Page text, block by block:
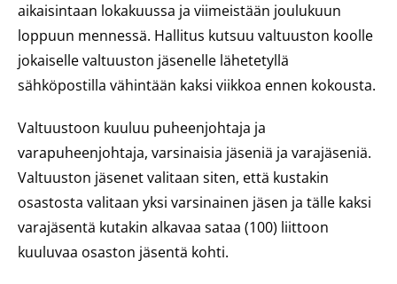
aikaisintaan lokakuussa ja viimeistään joulukuun
loppuun mennessä. Hallitus kutsuu valtuuston koolle
jokaiselle valtuuston jäsenelle lähetetyllä
sähköpostilla vähintään kaksi viikkoa ennen kokousta.
Valtuustoon kuuluu puheenjohtaja ja
varapuheenjohtaja, varsinaisia jäseniä ja varajäseniä.
Valtuuston jäsenet valitaan siten, että kustakin
osastosta valitaan yksi varsinainen jäsen ja tälle kaksi
varajäsentä kutakin alkavaa sataa (100) liittoon
kuuluvaa osaston jäsentä kohti.